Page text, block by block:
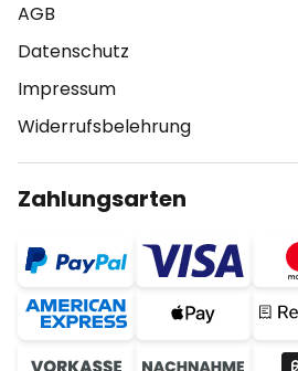
AGB
Datenschutz
Impressum
Widerrufsbelehrung
Zahlungsarten